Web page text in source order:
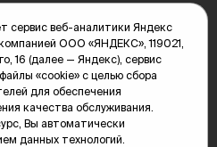
28А
сервис веб-аналитики Яндекс
ООО «ЯНДЕКС», 119021,
16 (далее — Яндекс), сервис
«cookie» с целью сбора
для обеспечения
качества обслуживания.
Вы автоматически
данных технологий.